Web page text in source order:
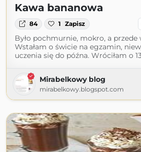
Kawa bananowa
84 1 Zapisz
Było pochmurnie, mokro, a przede
Wstałam o świcie na egzamin,
uczenia się do późna. Wróciłam o
Mirabelkowy blog
mirabelkowy.blogspot.com